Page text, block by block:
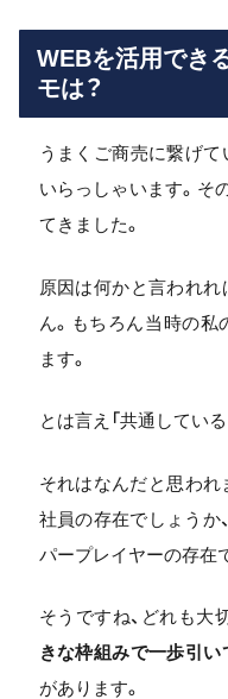
WEBを活用でき
モは？
うまくご商売に繋げ
いらっしゃいます。そ
てきました。
原因は何かと言われ
ん。もちろん当時の
ます。
とは言え「共通してい
それはなんだと思われ
社員の存在でしょうか
パープレイヤーの存在
そうですね、どれも大
きな枠組みで一歩引い
があります。